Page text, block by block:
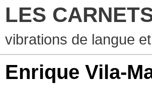
LES
vibrations de langue
Enrique Vila-